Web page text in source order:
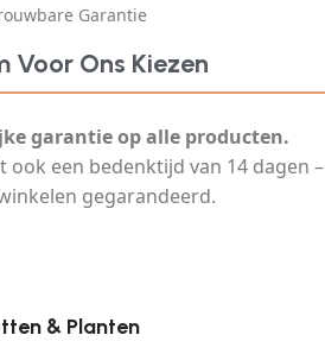
Garantie
Voor Ons Kiezen
garantie op alle producten.
ook een bedenktijd van 14 dagen –
gegarandeerd.
& Planten